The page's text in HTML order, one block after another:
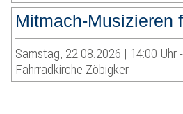
Mitmach-Musizieren
Samstag, 22.08.2026 | 14:00 Uhr
Fahrradkirche Zöbigker